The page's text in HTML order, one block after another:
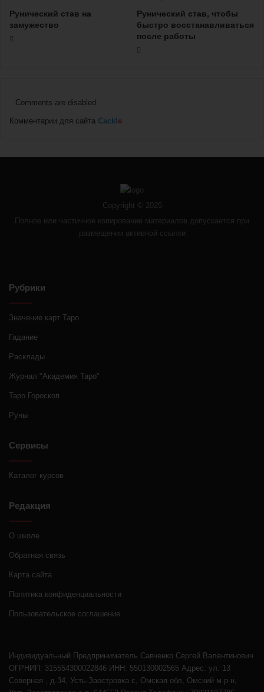
Рунический став на
замужество
Рунический став, чтобы
быстро восстанавливаться
после работы
Comments are disabled
Комментарии для сайта Cackle
Copyright © 2025
Полное или частичное копирование материалов допускается при
размещении активной ссылки
Рубрики
Значение карт Таро
Гадание
Расклады
Журнал "Академия Таро"
Таро Гороскоп
Руны
Сервисы
Каталог курсов
Редакция
О школе
Обратная связь
Карта сайта
Политика конфиденциальности
Пользовательское соглашение
Индивидуальный Предприниматель Савченко Сергей Валентинович
ОГРНИП: 315554300022846 ИНН: 550130002565 Адрес: ул. 13
Северная , д.34, Усть-Заостровка с, Омская обл, Омский м.р-н,